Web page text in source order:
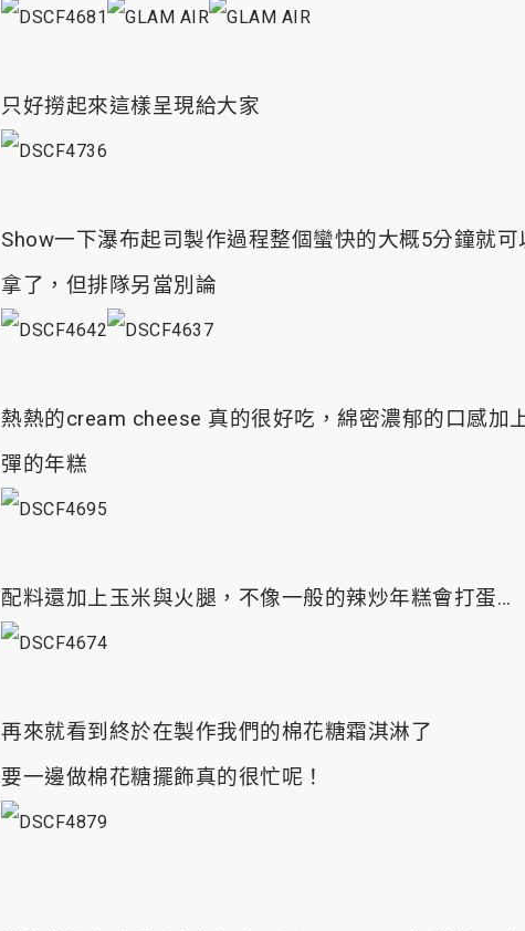
只好撈起來這樣呈現給大家
Show一下瀑布起司製作過程整個蠻快的大概5分鐘就可
拿了， 但排隊另當別論
熱熱的cream cheese 真的很好吃，綿密濃郁的口感加
彈的年糕
配料還加上玉米與火腿，不像一般的辣炒年糕會打蛋…
再來就看到終於在製作我們的棉花糖霜淇淋了
要一邊做棉花糖擺飾真的很忙呢！